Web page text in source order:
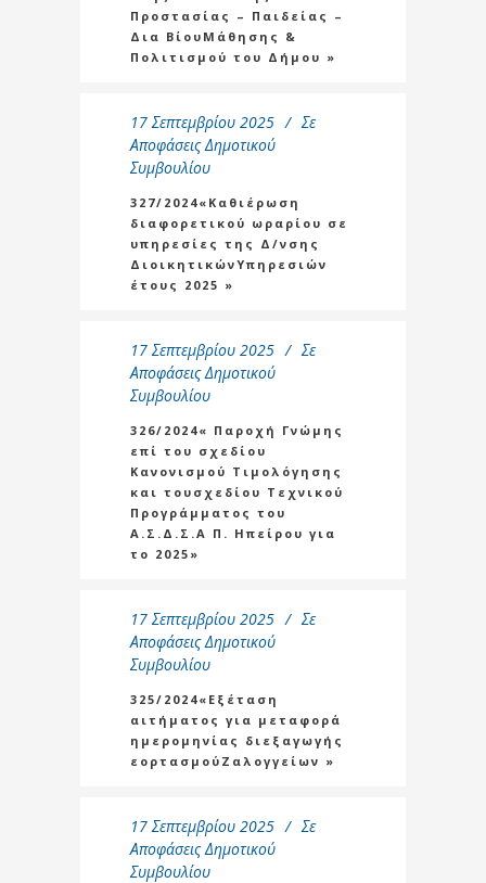
Προστασίας – Παιδείας –
Δια ΒίουΜάθησης &
Πολιτισμού του Δήμου »
17 Σεπτεμβρίου 2025
Σε
Αποφάσεις Δημοτικού
Συμβουλίου
327/2024«Καθιέρωση
διαφορετικού ωραρίου σε
υπηρεσίες της Δ/νσης
ΔιοικητικώνΥπηρεσιών
έτους 2025 »
17 Σεπτεμβρίου 2025
Σε
Αποφάσεις Δημοτικού
Συμβουλίου
326/2024« Παροχή Γνώμης
επί του σχεδίου
Κανονισμού Τιμολόγησης
και τουσχεδίου Τεχνικού
Προγράμματος του
Α.Σ.Δ.Σ.Α Π. Ηπείρου για
το 2025»
17 Σεπτεμβρίου 2025
Σε
Αποφάσεις Δημοτικού
Συμβουλίου
325/2024«Εξέταση
αιτήματος για μεταφορά
ημερομηνίας διεξαγωγής
εορτασμούΖαλογγείων »
17 Σεπτεμβρίου 2025
Σε
Αποφάσεις Δημοτικού
Συμβουλίου